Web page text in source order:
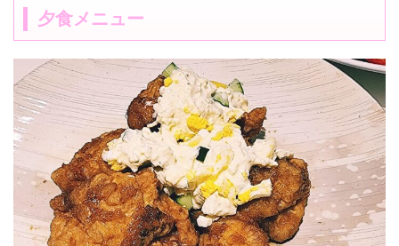
夕食メニュー